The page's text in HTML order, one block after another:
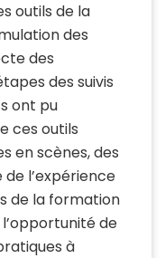
outils de la
des
des
des suivis
ont pu
ces outils
en scènes, des
l’expérience
de la formation
de
à